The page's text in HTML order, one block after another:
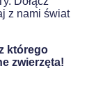
z nami świat
którego
zwierzęta!